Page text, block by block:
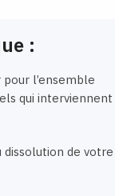
:
l’ensemble
qui interviennent
de votre